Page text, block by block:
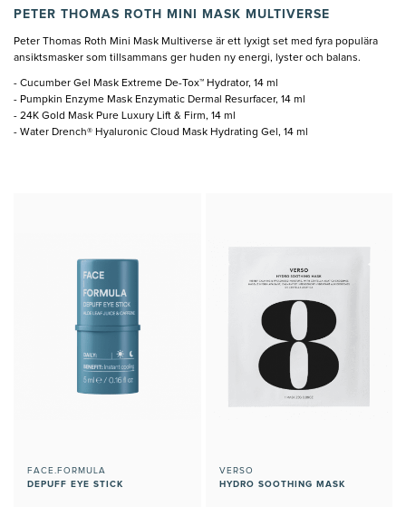
PETER THOMAS ROTH MINI MASK MULTIVERSE
Peter Thomas Roth Mini Mask Multiverse är ett lyxigt set med fyra populära
ansiktsmasker som tillsammans ger huden ny energi, lyster och balans.
- Cucumber Gel Mask Extreme De-Tox™ Hydrator, 14 ml
- Pumpkin Enzyme Mask Enzymatic Dermal Resurfacer, 14 ml
- 24K Gold Mask Pure Luxury Lift & Firm, 14 ml
- Water Drench® Hyaluronic Cloud Mask Hydrating Gel, 14 ml
FACE.FORMULA
DEPUFF EYE STICK
VERSO
HYDRO SOOTHING MASK